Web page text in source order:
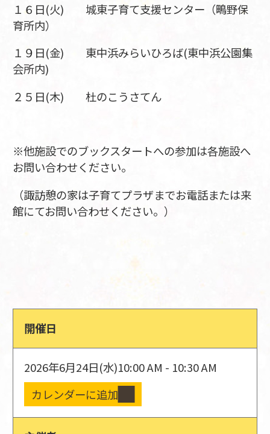
１６日(火) 城東子育て支援センター（鴫野保
育所内）
１９日(金) 東中浜みらいひろば(東中浜公園集
会所内)
２５日(木) 杜のこうさてん
※他施設でのブックスタートへの参加は各施設へ
お問い合わせください。
（諏訪憩の家は子育てプラザまでお電話または来
館にてお問い合わせください。）
開催日
2026年6月24日(水)10:00 AM - 10:30 AM
カレンダーに追加